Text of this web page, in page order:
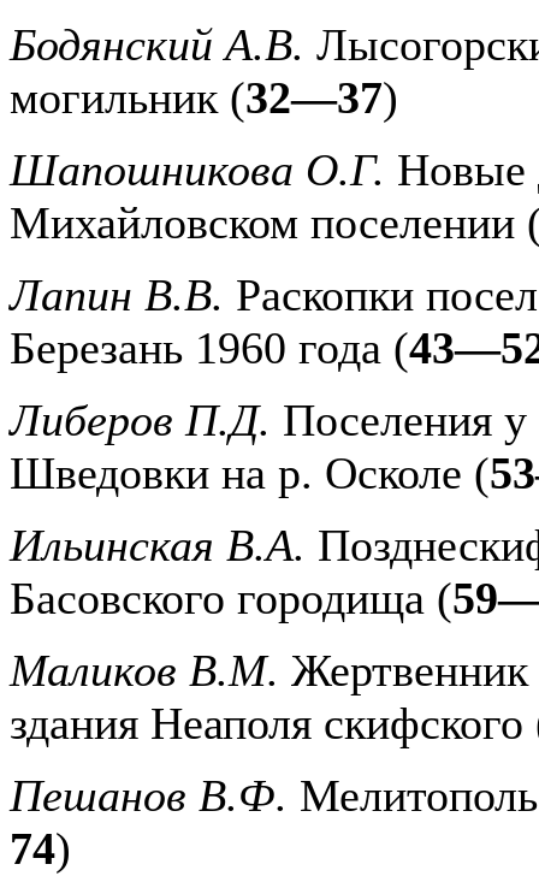
Бодянский А.В.
могильник (32—37)
Шапошникова О.Г. Новые
Михайловском поселении
Лапин В.В. Раскопки
Березань 1960 года (
Либеров П.Д. Поселения
Шведовки на р. Осколе (
Ильинская В.А.
Басовского городища (
Маликов В.М. Жертвенник
здания Неаполя скифского
Пешанов В.Ф.
74)